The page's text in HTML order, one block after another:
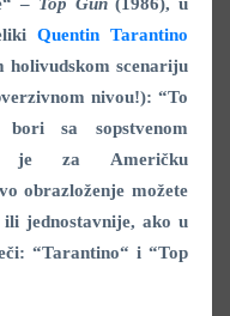
Quentin Tarantino
holivudskom scenariju
nivou!): “To
sa sopstvenom
je za Američku
obrazloženje možete
jednostavnije, ako u
“Tarantino“ i “Top